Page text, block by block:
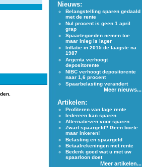
Nieuws:
Belangstelling sparen gedaald
met de rente
Nul procent is geen 1 april
grap
Spaartegoeden nemen toe
maar inleg is lager
Inflatie in 2015 de laagste na
1987
Argenta verhoogt
depositorente
NIBC verhoogt depositorente
naar 1,6 procent
Spaarbelasting verandert
Meer nieuws...
Artikelen:
Profiteren van lage rente
Iedereen kan sparen
Alternatieven voor sparen
Zwart spaargeld? Geen boete
maar inkeren!
Belasting en spaargeld
Betaalrekeningen met rente
Bedenk goed wat u met uw
spaarloon doet
Meer artikelen...